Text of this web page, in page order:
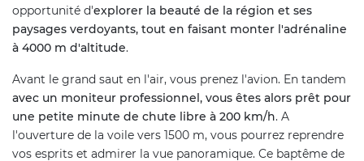
opportunité d'explorer la beauté de la région et ses
paysages verdoyants, tout en faisant monter l'adrénaline
à 4000 m d'altitude.
Avant le grand saut en l'air, vous prenez l'avion. En tandem
avec un moniteur professionnel, vous êtes alors prêt pour
une petite minute de chute libre à 200 km/h. A
l'ouverture de la voile vers 1500 m, vous pourrez reprendre
vos esprits et admirer la vue panoramique. Ce baptême de